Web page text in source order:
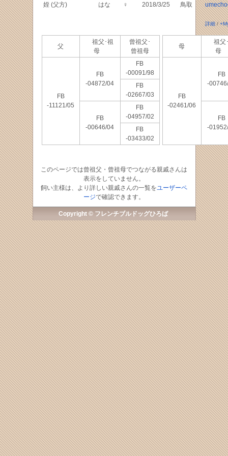
姪 (父方) はな ♀ 2018/3/25 鳥取
詳細/
父
祖父･祖
母
曾祖父･
曾祖母
FB
-11121/05
FB
-04872/04
FB
-00091/98
FB
-02667/03
FB
-00646/04
FB
-04957/02
FB
-03433/02
母
祖父
母
FB
-02461/06
FB
-
FB
-
このページでは曾祖父・曾祖母でつながる親戚さんは
表示をしていません。
飼い主様は、より詳しい親戚さんの一覧をユーザーペ
ージで確認できます。
Copyright © フレンチブルドッグひろば